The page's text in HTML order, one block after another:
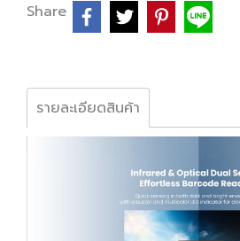
Share
รายละเอียดสินค้า